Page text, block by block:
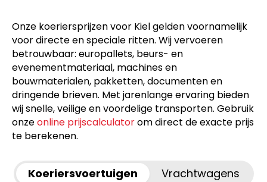
Onze koeriersprijzen voor Kiel gelden voornamelijk
voor directe en speciale ritten. Wij vervoeren
betrouwbaar: europallets, beurs- en
evenementmateriaal, machines en
bouwmaterialen, pakketten, documenten en
dringende brieven. Met jarenlange ervaring bieden
wij snelle, veilige en voordelige transporten. Gebruik
onzeonline prijscalculatorom direct de exacte prijs
te berekenen.
Koeriersvoertuigen Vrachtwagens